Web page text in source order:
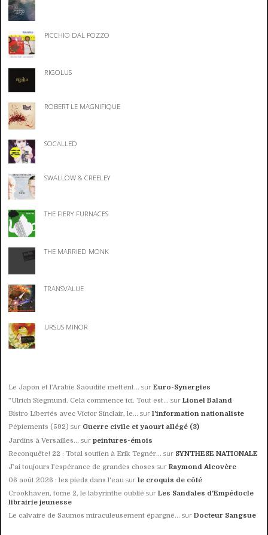
PICCHIO DAL POZZO
RIGOLUS
ROBERT LE MAGNIFIQUE
SOCALLED
SWALLOW & CREELEY
THE FIERY FURNACES
THE MARRIED MONK
TRANSVALUE
URSUS MINOR
Le Japon et l’Arabie Saoudite mettent... surEuro-Synergies
”Ulrich Siegmund. Cela commence ici. Tout est... surLionel Baland
Bistro Libertés avec Victor Sinclair, le... surl'information nationaliste
Pépiements (592) sur Guerre civile et yaourt allégé (3)
Jardins à Versailles... surpeintures-émois
Reconquête! 22 : Total soutien à Erik Tegnér... sur SYNTHESE NATIONALE
J’ai toujours l’espérance de grandes choses surRaymond Alcovère
06 août 2026 : les pieds dans l'eau surle croquis de côté
Crookhaven, tome 2, le labyrinthe oublié surLes Sandales d'Empédocle
librairie jeunesse
Le calvaire de Saumos miraculeusement épargné... surDocteur Sangsue